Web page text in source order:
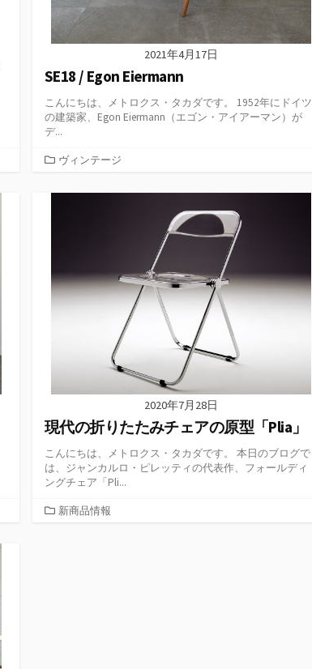
2021年4月17日
SE18 / Egon Eiermann
こんにちは、メトロクス・タカダです。 1952年にドイツ
の建築家、Egon Eiermann（エゴン・アイアーマン）が
デ...
カ
ゴ
ヴィンテージ
2020年7月28日
現代の折りたたみチェアの原型「Plia」
こんにちは、メトロクス・タカダです。 本日のブログで
は、ジャンカルロ・ピレッティの代表作、フォールディ
ングチェア「Pli...
カ新商品情報